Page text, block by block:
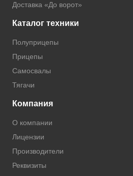
Доставка «До ворот»
Каталог техники
Полуприцепы
Прицепы
Самосвалы
Тягачи
Компания
О компании
Лицензии
Производители
Реквизиты